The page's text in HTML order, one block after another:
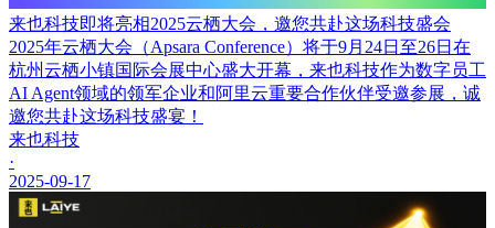
来也科技即将亮相2025云栖大会，邀您共赴这场科技盛会
2025年云栖大会（Apsara Conference）将于9月24日至26日在
杭州云栖小镇国际会展中心盛大开幕，来也科技作为数字员工
AI Agent领域的领军企业和阿里云重要合作伙伴受邀参展，诚
邀您共赴这场科技盛宴！
来也科技
·
2025-09-17